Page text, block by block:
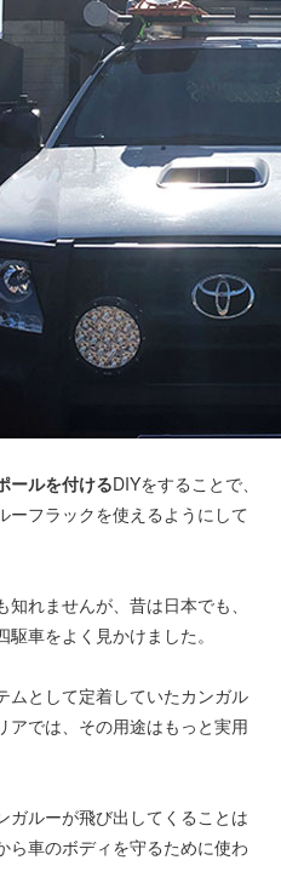
ールを付けるDIYをすることで、
ーフラックを使えるようにして
れませんが、昔は日本でも、
車をよく見かけました。
ムとして定着していたカンガル
アでは、その用途はもっと実用
ガルーが飛び出してくることは
ら車のボディを守るために使わ